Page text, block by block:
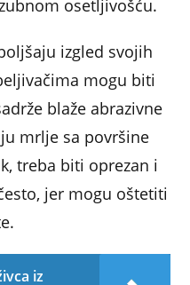
osetljivošću.
izgled svojih
mogu biti
blaže abrazivne
mrlje sa površine
treba biti oprezan i
jer mogu oštetiti
iz